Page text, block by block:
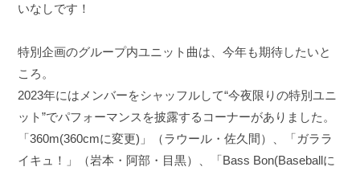
いなしです！
特別企画のグループ内ユニット曲は、今年も期待したいと
ころ。
2023年にはメンバーをシャッフルして“今夜限りの特別ユニ
ット”でパフォーマンスを披露するコーナーがありました。
「360m(360cmに変更)」（ラウール・佐久間）、「ガララ
イキュ！」（岩本・阿部・目黒）、「Bass Bon(Baseballに